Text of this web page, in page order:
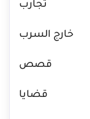
تجارب
خارج السرب
قصص
قضايا